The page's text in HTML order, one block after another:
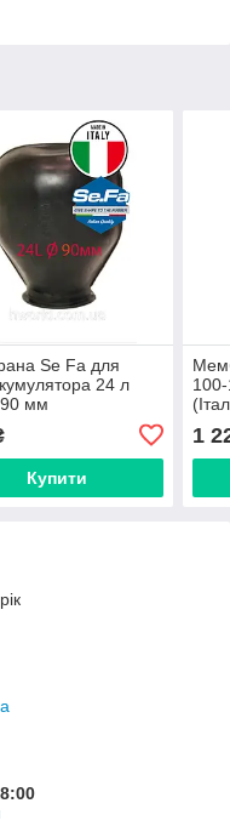
Se Fa для
24 л
90 мм
Купити
100-
1